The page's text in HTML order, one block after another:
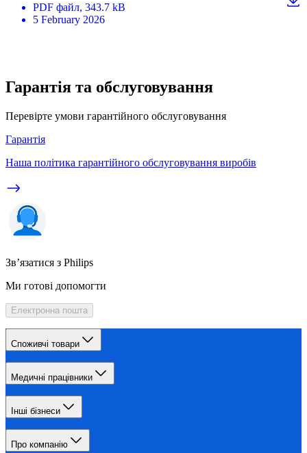
PDF файл, 343.7 kB
5 February 2026
Гарантія та обслуговування
Перевірте умови гарантійного обслуговування
Гарантія
Наша політика гарантійного обслуговування виробів
Зв’язатися з Philips
Ми готові допомогти
Електронна пошта
Споживчі товари
Медичні працівники
Інші бізнеси
Про компанію